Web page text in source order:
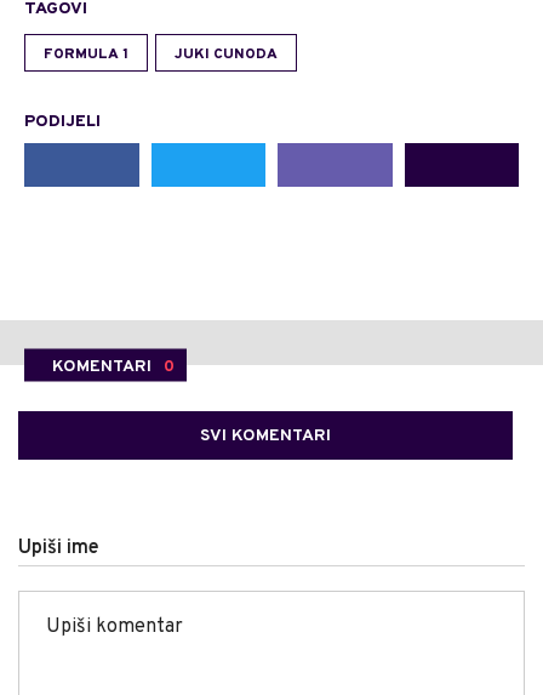
TAGOVI
FORMULA 1 JUKI CUNODA
PODIJELI
KOMENTARI 0
SVI KOMENTARI
Upiši ime